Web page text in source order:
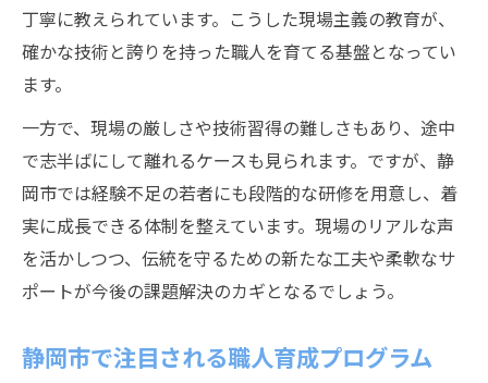
丁寧に教えられています。こうした現場主義の教育が、
確かな技術と誇りを持った職人を育てる基盤となってい
ます。
一方で、現場の厳しさや技術習得の難しさもあり、途中
で志半ばにして離れるケースも見られます。ですが、静
岡市では経験不足の若者にも段階的な研修を用意し、着
実に成長できる体制を整えています。現場のリアルな声
を活かしつつ、伝統を守るための新たな工夫や柔軟なサ
ポートが今後の課題解決のカギとなるでしょう。
静岡市で注目される職人育成プログラム